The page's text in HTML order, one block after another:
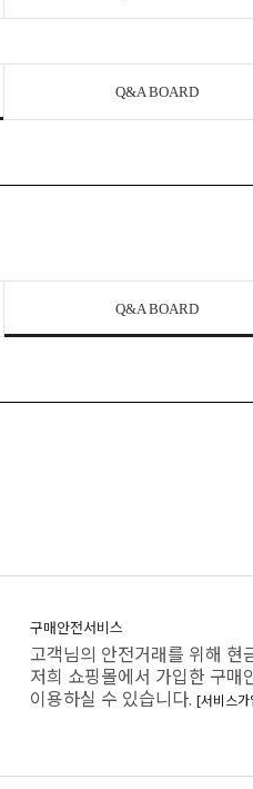
Q&A BOARD
Q&A BOARD
구매안전서비스
고객님의 안전거래를 위해 현
저희 쇼핑몰에서 가입한 구매
이용하실 수 있습니다. [서비스